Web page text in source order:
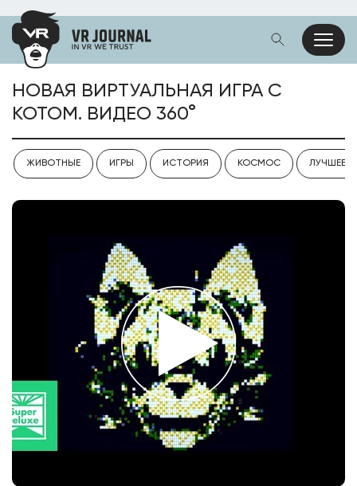
НОВАЯ ВИРТУАЛЬНАЯ ИГРА С
КОТОМ. ВИДЕО 360°
ЖИВОТНЫЕ ИГРЫ ИСТОРИЯ КОСМОС ЛУЧШЕЕ